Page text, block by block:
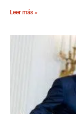
Leer más »